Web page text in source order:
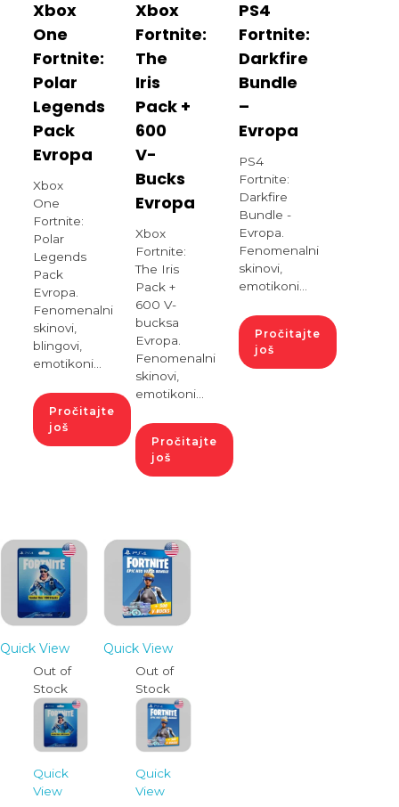
Xbox
One
Fortnite:
Polar
Legends
Pack
Evropa
Xbox
One
Fortnite:
Polar
Legends
Pack
Evropa.
Fenomenalni
skinovi,
blingovi,
emotikoni...
Pročitajte
još
Xbox
Fortnite:
The
Iris
Pack +
600
V-
Bucks
Evropa
Xbox
Fortnite:
The Iris
Pack +
600 V-
bucksa
Evropa.
Fenomenalni
skinovi,
emotikoni...
Pročitajte
još
PS4
Fortnite:
Darkfire
Bundle
–
Evropa
PS4
Fortnite:
Darkfire
Bundle -
Evropa.
Fenomenalni
skinovi,
emotikoni...
Pročitajte
još
Quick View
Out of
Stock
Quick
View
Quick View
Out of
Stock
Quick
View